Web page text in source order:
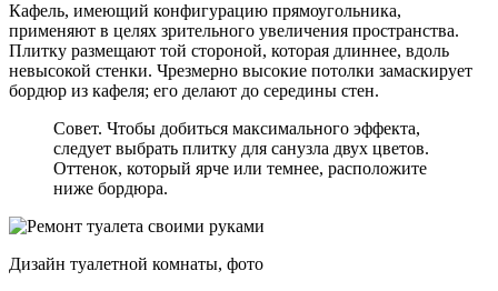
Кафель, имеющий конфигурацию прямоугольника,
применяют в целях зрительного увеличения пространства.
Плитку размещают той стороной, которая длиннее, вдоль
невысокой стенки. Чрезмерно высокие потолки замаскирует
бордюр из кафеля; его делают до середины стен.
Совет. Чтобы добиться максимального эффекта,
следует выбрать плитку для санузла двух цветов.
Оттенок, который ярче или темнее, расположите
ниже бордюра.
Дизайн туалетной комнаты, фото